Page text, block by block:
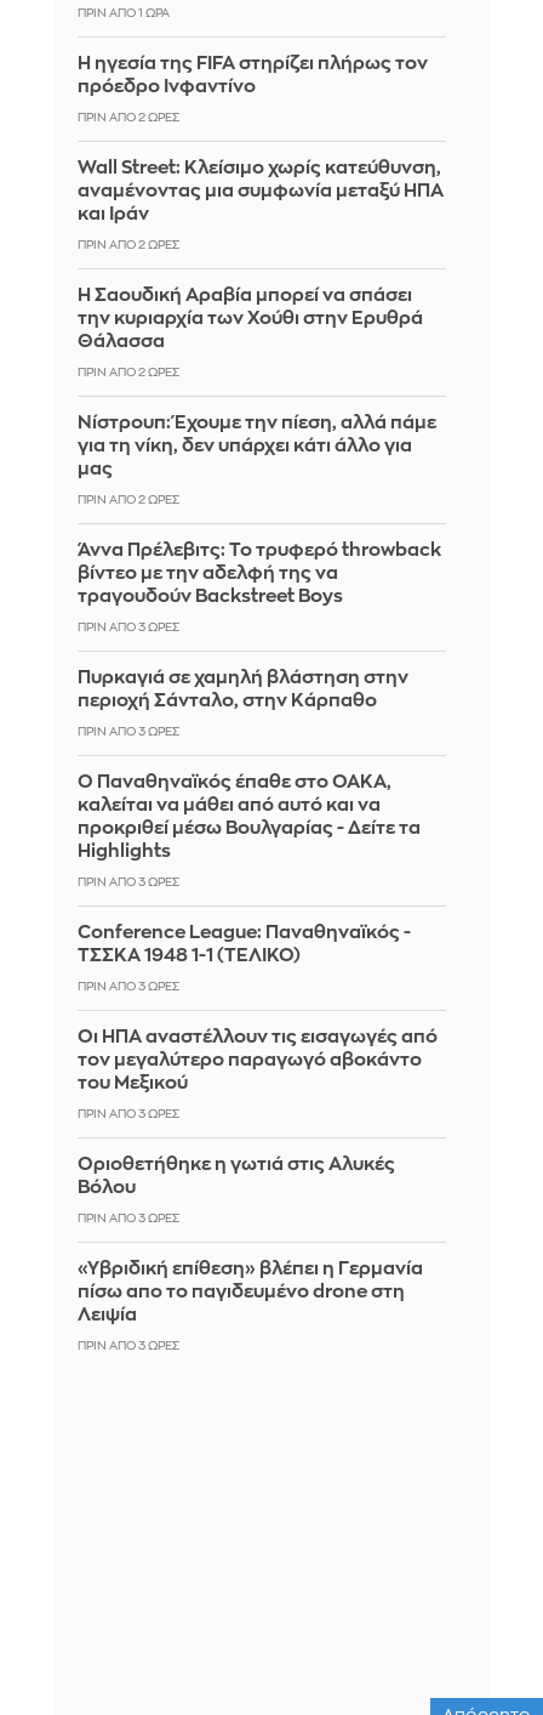
ΠΡΙΝ ΑΠΌ 1 ΏΡΑ
Η ηγεσία της FIFA στηρίζει πλήρως τον
πρόεδρο Ινφαντίνο
ΠΡΙΝ ΑΠΌ 2 ΏΡΕΣ
Wall Street: Κλείσιμο χωρίς κατεύθυνση,
αναμένοντας μια συμφωνία μεταξύ ΗΠΑ
και Ιράν
ΠΡΙΝ ΑΠΌ 2 ΏΡΕΣ
Η Σαουδική Αραβία μπορεί να σπάσει
την κυριαρχία των Χούθι στην Ερυθρά
Θάλασσα
ΠΡΙΝ ΑΠΌ 2 ΏΡΕΣ
Νίστρουπ: Έχουμε την πίεση, αλλά πάμε
για τη νίκη, δεν υπάρχει κάτι άλλο για
μας
ΠΡΙΝ ΑΠΌ 2 ΏΡΕΣ
Άννα Πρέλεβιτς: Το τρυφερό throwback
βίντεο με την αδελφή της να
τραγουδούν Backstreet Boys
ΠΡΙΝ ΑΠΌ 3 ΏΡΕΣ
Πυρκαγιά σε χαμηλή βλάστηση στην
περιοχή Σάνταλο, στην Κάρπαθο
ΠΡΙΝ ΑΠΌ 3 ΏΡΕΣ
Ο Παναθηναϊκός έπαθε στο ΟΑΚΑ,
καλείται να μάθει από αυτό και να
προκριθεί μέσω Βουλγαρίας - Δείτε τα
Highlights
ΠΡΙΝ ΑΠΌ 3 ΏΡΕΣ
Conference League: Παναθηναϊκός -
ΤΣΣΚΑ 1948 1-1 (ΤΕΛΙΚΟ)
ΠΡΙΝ ΑΠΌ 3 ΏΡΕΣ
Οι ΗΠΑ αναστέλλουν τις εισαγωγές από
τον μεγαλύτερο παραγωγό αβοκάντο
του Μεξικού
ΠΡΙΝ ΑΠΌ 3 ΏΡΕΣ
Οριοθετήθηκε η γωτιά στις Αλυκές
Βόλου
ΠΡΙΝ ΑΠΌ 3 ΏΡΕΣ
«Υβριδική επίθεση» βλέπει η Γερμανία
πίσω απο το παγιδευμένο drone στη
Λειψία
ΠΡΙΝ ΑΠΌ 3 ΏΡΕΣ